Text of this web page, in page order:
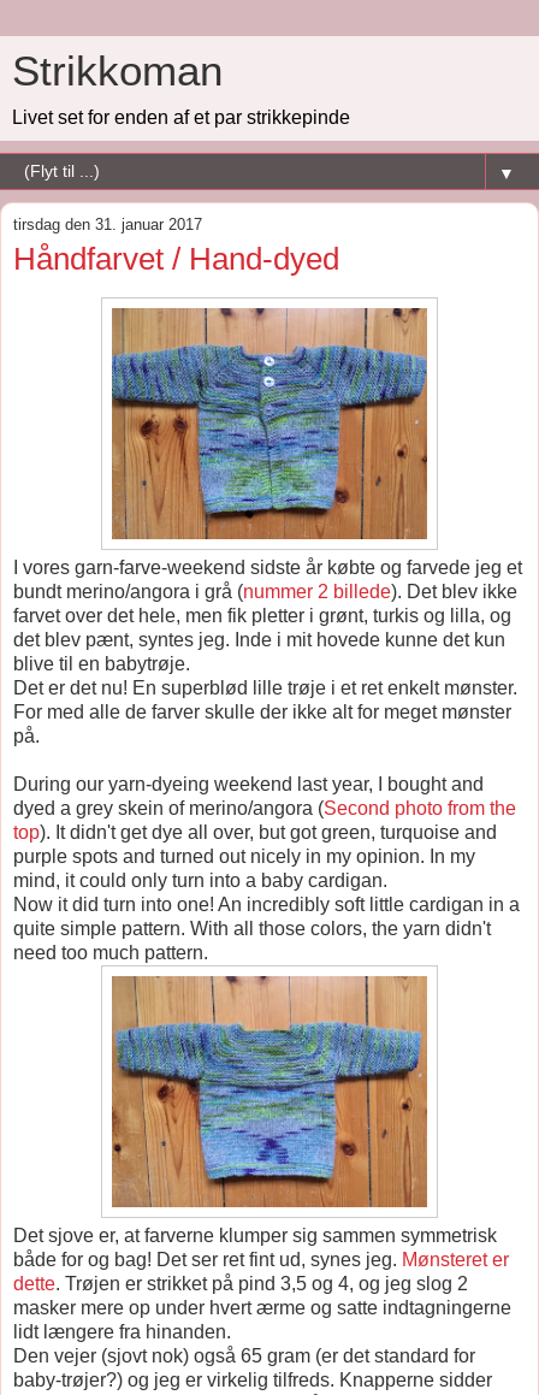
Strikkoman
Livet set for enden af et par strikkepinde
▼
tirsdag den 31. januar 2017
Håndfarvet / Hand-dyed
I vores garn-farve-weekend sidste år købte og farvede jeg et
bundt merino/angora i grå (nummer 2 billede). Det blev ikke
farvet over det hele, men fik pletter i grønt, turkis og lilla, og
det blev pænt, syntes jeg. Inde i mit hovede kunne det kun
blive til en babytrøje.
Det er det nu! En superblød lille trøje i et ret enkelt mønster.
For med alle de farver skulle der ikke alt for meget mønster
på.
During our yarn-dyeing weekend last year, I bought and
dyed a grey skein of merino/angora (Second photo from the
top). It didn't get dye all over, but got green, turquoise and
purple spots and turned out nicely in my opinion. In my
mind, it could only turn into a baby cardigan.
Now it did turn into one! An incredibly soft little cardigan in a
quite simple pattern. With all those colors, the yarn didn't
need too much pattern.
Det sjove er, at farverne klumper sig sammen symmetrisk
både for og bag! Det ser ret fint ud, synes jeg. Mønsteret er
dette. Trøjen er strikket på pind 3,5 og 4, og jeg slog 2
masker mere op under hvert ærme og satte indtagningerne
lidt længere fra hinanden.
Den vejer (sjovt nok) også 65 gram (er det standard for
baby-trøjer?) og jeg er virkelig tilfreds. Knapperne sidder